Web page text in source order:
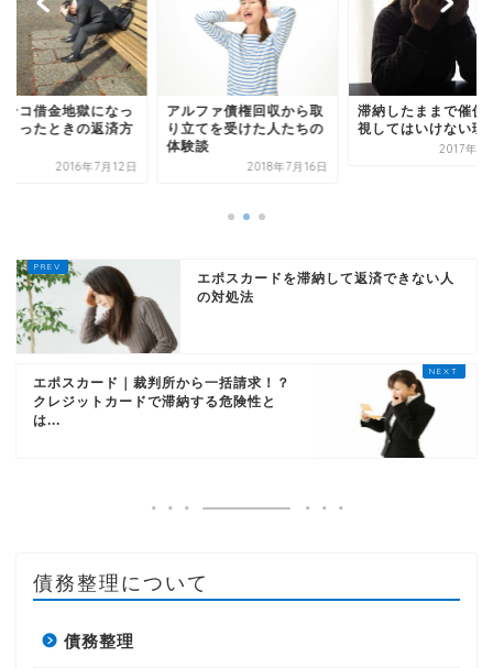
ファ債権回収から取
てを受けた人たちの
2018年7月16日
滞納したままで催促を無
視してはいけない理由
パチンコ借金地獄
てしまったときの
エポスカードを滞納して返済できない人
の対処法
エポスカード｜裁判所から一括請求！？
クレジットカードで滞納する危険性と
は...
債務整理について
債務整理